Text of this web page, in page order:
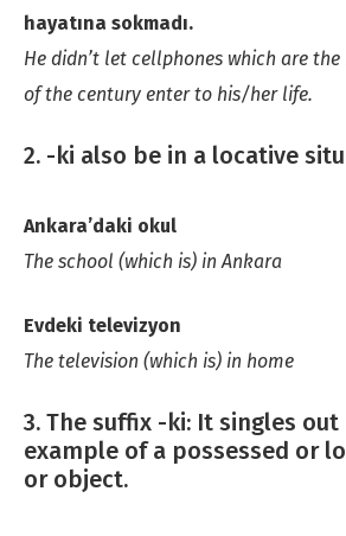
hayatına sokmadı.
He didn’t let cellphones which are
of the century enter to his/her life.
2. -ki also be in a locative
Ankara’daki okul
The school (which is) in Ankara
Evdeki televizyon
The television (which is) in home
3. The suffix -ki: It singles
example of a possessed or
or object.